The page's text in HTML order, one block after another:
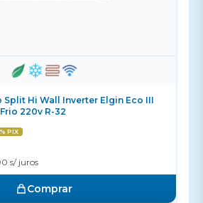
Hi Wall Inverter Elgin Eco III
220v R-32
PIX
s/ juros
Comprar